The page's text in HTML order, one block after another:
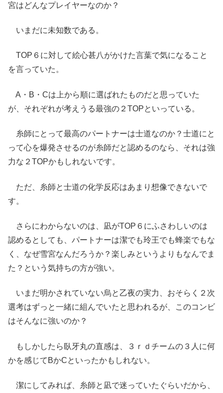
宮はどんなプレイヤーなのか？
いまだに未知数である。
TOP６に対して絵心甚八がかけた言葉で気になること
を言っていた。
A・B・Cは上から順に選ばれたものだと思っていた
が、それぞれが考えうる最強の２TOPといっている。
糸師にとって最高のパートナーは士道なのか？士道にと
って心を爆発させるのが糸師だと認めるのなら、それは強
力な２TOPかもしれないです。
ただ、糸師と士道の化学反応はあまり想像できないで
す。
さらにわからないのは、凪がTOP６にふさわしいのは
認めるとしても、パートナーは潔でも玲王でも蜂楽でもな
く、なぜ雪宮なんだろうか？楽しみというよりもなんでま
た？という気持ちの方が強い。
いまだ明かされていない烏と乙夜の実力、おそらく２次
選考はずっと一緒に組んでいたと思われるが、このコンビ
はそんなに強いのか？
もしかしたら臥牙丸の直感は、３ｒｄチームの３人に何
かを感じてBかCといったかもしれない。
潔にしてみれば、糸師と凪で迷っていたぐらいだから、